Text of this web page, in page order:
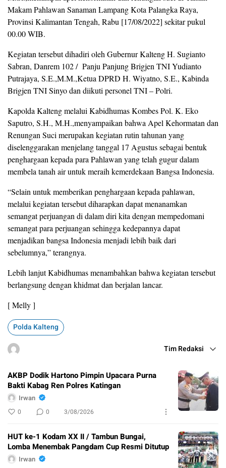
Makam Pahlawan Sanaman Lampang Kota Palangka Raya,
Provinsi Kalimantan Tengah, Rabu [17/08/2022] sekitar pukul
00.00 WIB.
Kegiatan tersebut dihadiri oleh Gubernur Kalteng H. Sugianto
Sabran, Danrem 102 / Panju Panjung Brigjen TNI Yudianto
Putrajaya, S.E.,M.M.,Ketua DPRD H. Wiyatno, S.E., Kabinda
Brigjen TNI Sinyo dan diikuti personel TNI – Polri.
Kapolda Kalteng melalui Kabidhumas Kombes Pol. K. Eko
Saputro, S.H., M.H.,menyampaikan bahwa Apel Kehormatan dan
Renungan Suci merupakan kegiatan rutin tahunan yang
diselenggarakan menjelang tanggal 17 Agustus sebagai bentuk
penghargaan kepada para Pahlawan yang telah gugur dalam
membela tanah air untuk meraih kemerdekaan Bangsa Indonesia.
“Selain untuk memberikan penghargaan kepada pahlawan,
melalui kegiatan tersebut diharapkan dapat menanamkan
semangat perjuangan di dalam diri kita dengan mempedomani
semangat para perjuangan sehingga kedepannya dapat
menjadikan bangsa Indonesia menjadi lebih baik dari
sebelumnya,” terangnya.
Lebih lanjut Kabidhumas menambahkan bahwa kegiatan tersebut
berlangsung dengan khidmat dan berjalan lancar.
[ Melly ]
Polda Kalteng
Tim Redaksi
AKBP Dodik Hartono Pimpin Upacara Purna
Bakti Kabag Ren Polres Katingan
Irwan
0 0 3/08/2026
HUT ke-1 Kodam XX II / Tambun Bungai,
Lomba Menembak Pangdam Cup Resmi Ditutup
Irwan